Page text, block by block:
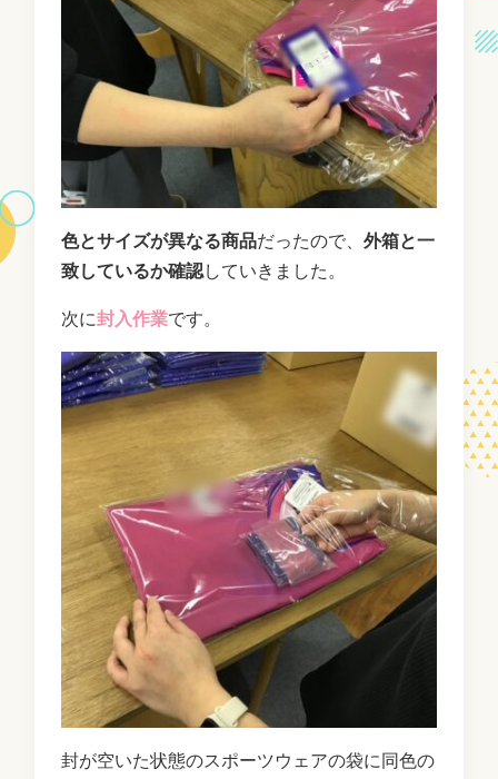
色とサイズが異なる商品だったので、外箱と一
致しているか確認していきました。
次に封入作業です。
封が空いた状態のスポーツウェアの袋に同色の